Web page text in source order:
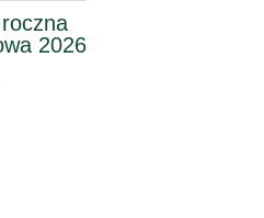
2026